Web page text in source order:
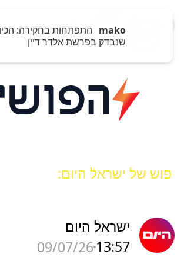
כניסה
mako התפתחות בחקירה:
שנבדק בפרשת אלדר דיין
פוש של ישראל היום:
ישראל היום
13:57
09/07/26